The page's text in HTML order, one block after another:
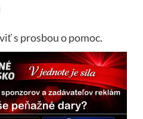
s prosbou o pomoc.